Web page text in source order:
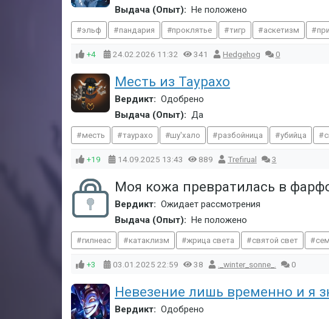
Выдача (Опыт): Не положено
эльф пандария проклятье тигр аскетизм
+4 24.02.2026 11:32 341 Hedgehog 0
Месть из Таурахо
Вердикт: Одобрено
Выдача (Опыт): Да
месть таурахо шу'хало разбойница убийца
+19 14.09.2025 13:43 889 Trefirual 3
Моя кожа превратилась в
Вердикт: Ожидает рассмотрения
Выдача (Опыт): Не положено
гилнеас катаклизм жрица света святой свет
+3 03.01.2025 22:59 38 ._winter_sonne_. 0
Невезение лишь временно и я
Вердикт: Одобрено